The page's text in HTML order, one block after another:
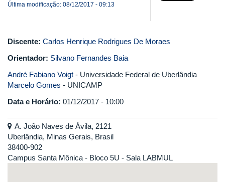
Última modificação: 08/12/2017 - 09:13
Discente: Carlos Henrique Rodrigues De Moraes
Orientador: Silvano Fernandes Baia
André Fabiano Voigt - Universidade Federal de Uberlândia
Marcelo Gomes - UNICAMP
Data e Horário: 01/12/2017 - 10:00
A. João Naves de Ávila, 2121
Uberlândia, Minas Gerais, Brasil
38400-902
Campus Santa Mônica - Bloco 5U - Sala LABMUL